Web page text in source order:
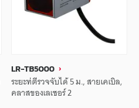
LR-TB5000
ระยะท่ตีรวจจับได้ 5 ม., สายเคเบิล,
คลาสของเลเซอร์ 2